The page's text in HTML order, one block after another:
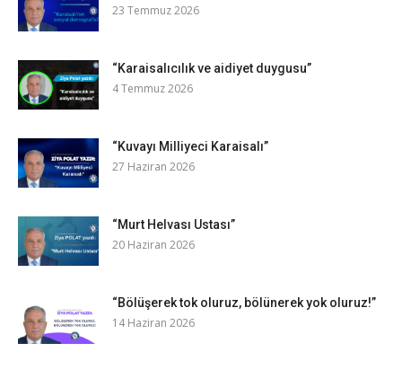
23 Temmuz 2026
“Karaisalıcılık ve aidiyet duygusu”
4 Temmuz 2026
“Kuvayı Milliyeci Karaisalı”
27 Haziran 2026
“Murt Helvası Ustası”
20 Haziran 2026
“Bölüşerek tok oluruz, bölünerek yok oluruz!”
14 Haziran 2026